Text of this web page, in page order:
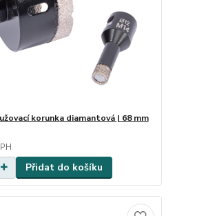
korunka diamantová | 68 mm
Přidat do košíku